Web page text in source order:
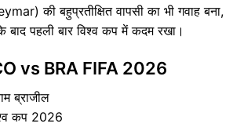
की बहुप्रतीक्षित वापसी का भी गवाह बना,
पहली बार विश्व कप में कदम रखा।
vs BRA FIFA 2026
ब्राजील
कप 2026